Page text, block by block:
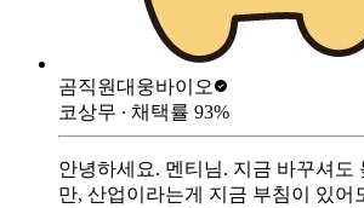
곰직원대웅바이오
코상무 ∙ 채택률 93%
안녕하세요. 멘티님. 지금 바꾸셔도
만, 산업이라는게 지금 부침이 있어